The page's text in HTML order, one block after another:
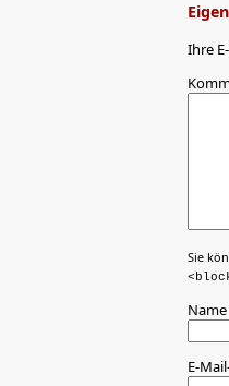
Ihre
Sie
Name
E-